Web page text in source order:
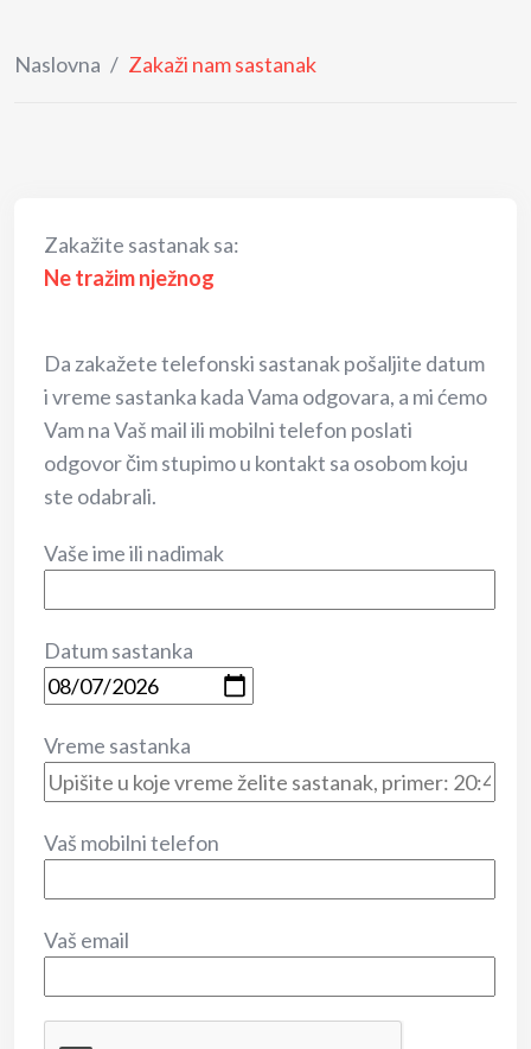
Naslovna / Zakaži nam sastanak
Zakažite sastanak sa:
Ne tražim nježnog
Da zakažete telefonski sastanak pošaljite datum
i vreme sastanka kada Vama odgovara, a mi ćemo
Vam na Vaš mail ili mobilni telefon poslati
odgovor čim stupimo u kontakt sa osobom koju
ste odabrali.
Vaše ime ili nadimak
Datum sastanka
Vreme sastanka
Vaš mobilni telefon
Vaš email